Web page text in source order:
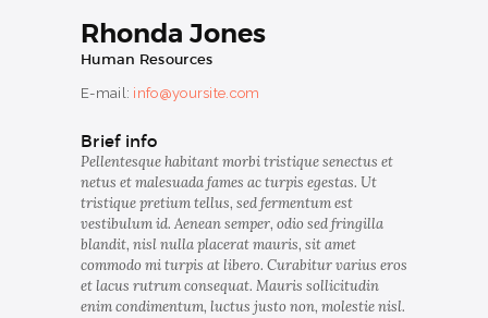
Rhonda Jones
Human Resources
E-mail: info@yoursite.com
Brief info
Pellentesque habitant morbi tristique senectus et
netus et malesuada fames ac turpis egestas. Ut
tristique pretium tellus, sed fermentum est
vestibulum id. Aenean semper, odio sed fringilla
blandit, nisl nulla placerat mauris, sit amet
commodo mi turpis at libero. Curabitur varius eros
et lacus rutrum consequat. Mauris sollicitudin
enim condimentum, luctus justo non, molestie nisl.